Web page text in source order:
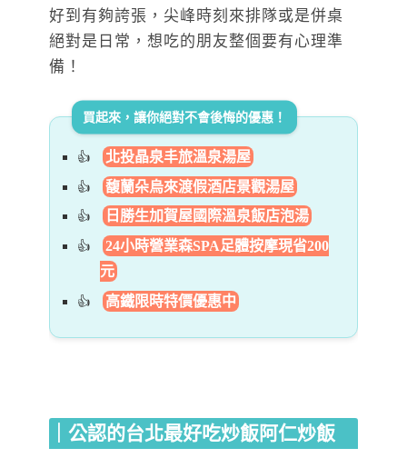
好到有夠誇張，尖峰時刻來排隊或是併桌
絕對是日常，想吃的朋友整個要有心理準
備！
買起來，讓你絕對不會後悔的優惠！
北投晶泉丰旅溫泉湯屋
馥蘭朵烏來渡假酒店景觀湯屋
日勝生加賀屋國際溫泉飯店泡湯
24小時營業森SPA足體按摩現省200
元
高鐵限時特價優惠中
｜公認的台北最好吃炒飯阿仁炒飯